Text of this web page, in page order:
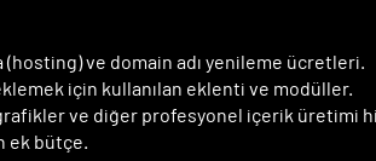
(hosting) ve domain adı yenileme ücretleri.
için kullanılan eklenti ve modüller.
ve diğer profesyonel içerik üretimi
ek bütçe.